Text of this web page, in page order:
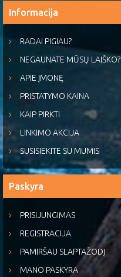
Informacija
RADAI PIGIAU?
NEGAUNATE MŪSŲ LAIŠKO?
APIE ĮMONĘ
PRISTATYMO KAINA
KAIP PIRKTI
LINKIMO AKCIJA
SUSISIEKITE SU MUMIS
Paskyra
PRISIJUNGIMAS
REGISTRACIJA
PAMIRŠAU SLAPTAŽODĮ
MANO PASKYRA